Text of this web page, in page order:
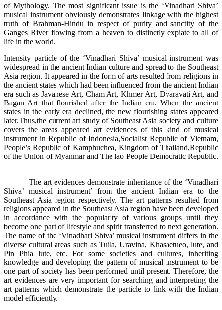
of Mythology. The most significant issue is the ‘Vinadhari Shiva’
musical instrument obviously demonstrates linkage with the highest
truth of Brahman-Hindu in respect of purity and sanctity of the
Ganges River flowing from a heaven to distinctly expiate to all of
life in the world.
Intensity particle of the ‘Vinadhari Shiva’ musical instrument was
widespread in the ancient Indian culture and spread to the Southeast
Asia region. It appeared in the form of arts resulted from religions in
the ancient states which had been influenced from the ancient Indian
era such as Javanese Art, Cham Art, Khmer Art, Dvaravati Art, and
Bagan Art that flourished after the Indian era. When the ancient
states in the early era declined, the new flourishing states appeared
later.Thus,the current art study of Southeast Asia society and culture
covers the areas appeared art evidences of this kind of musical
instrument in Republic of Indonesia,Socialist Republic of Vietnam,
People’s Republic of Kamphuchea, Kingdom of Thailand,Republic
of the Union of Myanmar and The lao People Democratic Republic.
The art evidences demonstrate inheritance of the ‘Vinadhari
Shiva’ musical instrument’ from the ancient Indian era to the
Southeast Asia region respectively. The art patterns resulted from
religions appeared in the Southeast Asia region have been developed
in accordance with the popularity of various groups until they
become one part of lifestyle and spirit transferred to next generation.
The name of the ‘Vinadhari Shiva’ musical instrument differs in the
diverse cultural areas such as Tuila, Uravina, Khasaetueo, lute, and
Pin Phia lute, etc. For some societies and cultures, inheriting
knowledge and developing the pattern of musical instrument to be
one part of society has been performed until present. Therefore, the
art evidences are very important for searching and interpreting the
art patterns which demonstrate the particle to link with the Indian
model efficiently.